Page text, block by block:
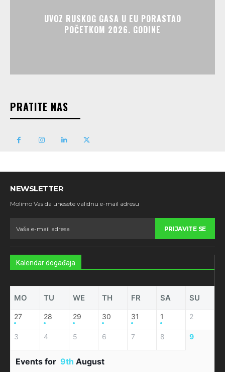
UVOZ RUSKOG GASA U EU PORASTAO
POČETKOM 2026. GODINE
PRATITE NAS
NEWSLETTER
Molimo Vas da unesete validnu e-mail adresu
PRIJAVITE SE
Kalendar događaja
MO TU WE TH FR SA SU
27 28 29 30 31 1 2
3 4 5 6 7 8 9
Events for 9th August